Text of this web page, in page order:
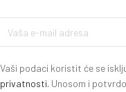
Vaši podaci koristit će se
privatnosti. Unosom i